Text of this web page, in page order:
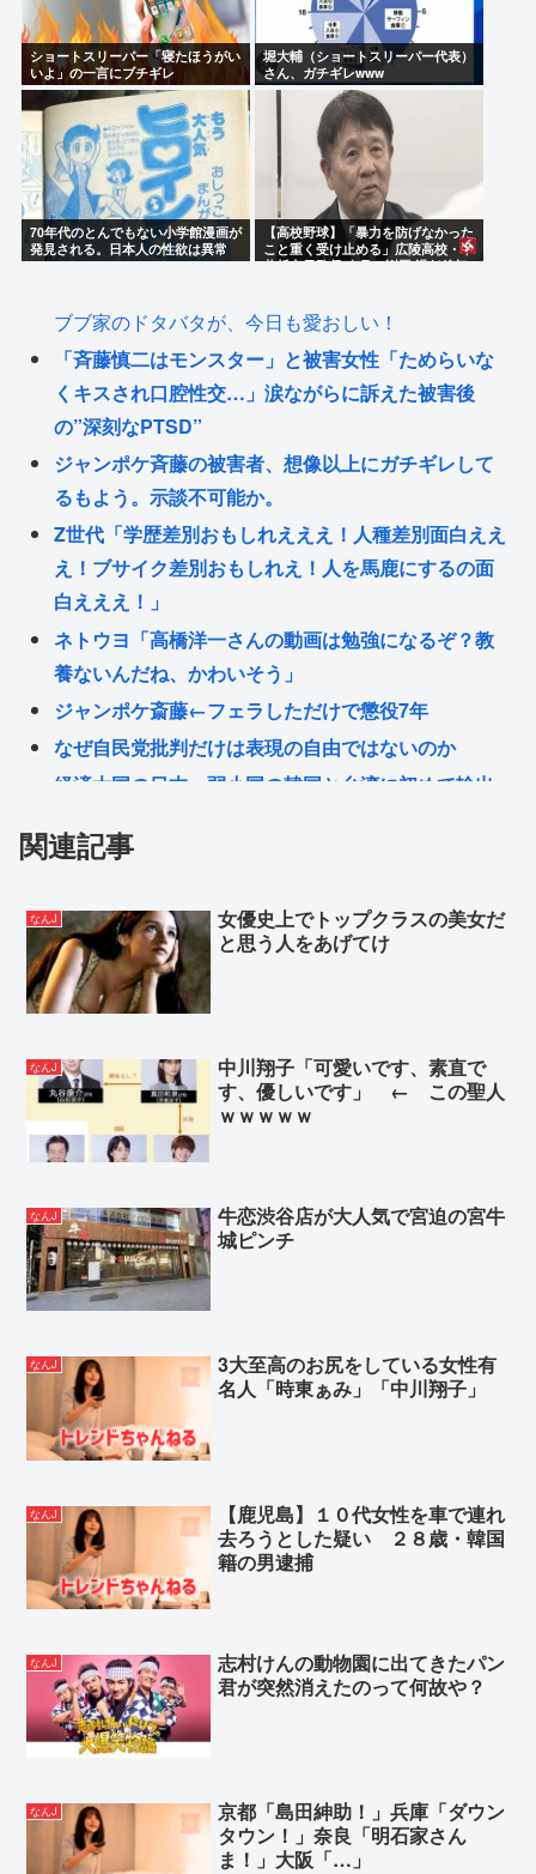
ショートスリーパー「寝たほうがい
いよ」の一言にブチギレ
堀大輔（ショートスリーパー代表）
さん、ガチギレwww
70年代のとんでもない小学館漫画が
発見される。日本人の性欲は異常
【高校野球】「暴力を防げなかった
こと重く受け止める」広陵高校・中
井哲之元監督 会見で謝罪 退任後初
ブブ家のドタバタが、今日も愛おしい！
「斉藤慎二はモンスター」と被害女性「ためらいな
くキスされ口腔性交…」涙ながらに訴えた被害後
の”深刻なPTSD”
ジャンポケ斉藤の被害者、想像以上にガチギレして
るもよう。示談不可能か。
Z世代「学歴差別おもしれえええ！人種差別面白ええ
え！ブサイク差別おもしれえ！人を馬鹿にするの面
白えええ！」
ネトウヨ「高橋洋一さんの動画は勉強になるぞ？教
養ないんだね、かわいそう」
ジャンポケ斎藤←フェラしただけで懲役7年
なぜ自民党批判だけは表現の自由ではないのか
経済大国の日本、弱小国の韓国と台湾に初めて輸出
世界に輸出するものがないためw
ヒカキン、熊本地震の被災地に2000万円寄付www偽
善者仕草が止まらないwww
AV「元芸能人がデビューします！」
Powered by livedoor 相互RSS
関連記事
なんJ
女優史上でトップクラスの美女だ
と思う人をあげてけ
なんJ
中川翔子「可愛いです、素直で
す、優しいです」 ← この聖人
ｗｗｗｗｗ
なんJ
牛恋渋谷店が大人気で宮迫の宮牛
城ピンチ
なんJ
3大至高のお尻をしている女性有
名人「時東ぁみ」「中川翔子」
なんJ
【鹿児島】１０代女性を車で連れ
去ろうとした疑い ２８歳・韓国
籍の男逮捕
なんJ
志村けんの動物園に出てきたパン
君が突然消えたのって何故や？
なんJ
京都「島田紳助！」兵庫「ダウン
タウン！」奈良「明石家さん
ま！」大阪「…」